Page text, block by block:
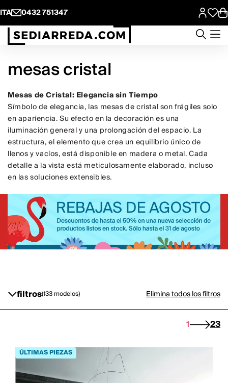
ITA 0432 751347
mesas cristal
Mesas de Cristal: Elegancia sin Tiempo
Símbolo de elegancia, las mesas de cristal son frágiles solo
en apariencia. Su efecto en la decoración es una
iluminación general y una prolongación del espacio. La
estructura, el elemento que crea un equilibrio único de
llenos y vacíos, está disponible en madera o metal. Cada
detalle a la vista está meticulosamente elaborado, incluso
en las soluciones extensibles.
filtros(133 modelos) Elimina todos los filtros
1 23